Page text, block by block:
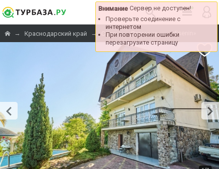
Внимание Сервер не доступен!
Проверьте соединение с
интернетом
При повторении ошибки
перезагрузите страницу
→ Краснодарский край → Сочи → Дагомыс → «Esenin»